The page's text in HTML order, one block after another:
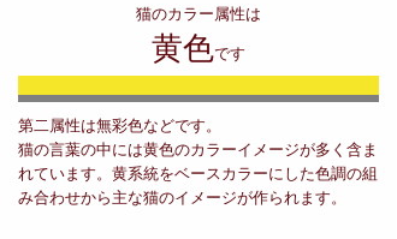
猫のカラー属性は
黄色です
第二属性は無彩色などです。
猫の言葉の中には黄色のカラーイメージが多く含ま
れています。黄系統をベースカラーにした色調の組
み合わせから主な猫のイメージが作られます。